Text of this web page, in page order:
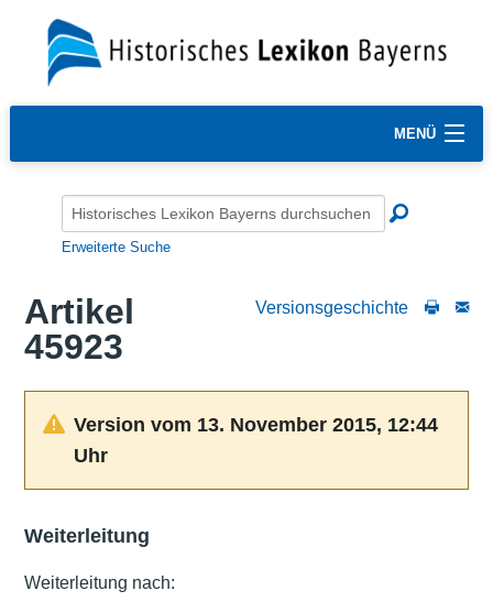
MENÜ
Erweiterte Suche
Versionsgeschichte
Artikel
45923
Version vom 13. November 2015, 12:44
Uhr
Weiterleitung
Weiterleitung nach: